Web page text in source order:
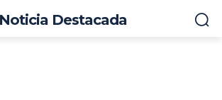
Noticia Destacada